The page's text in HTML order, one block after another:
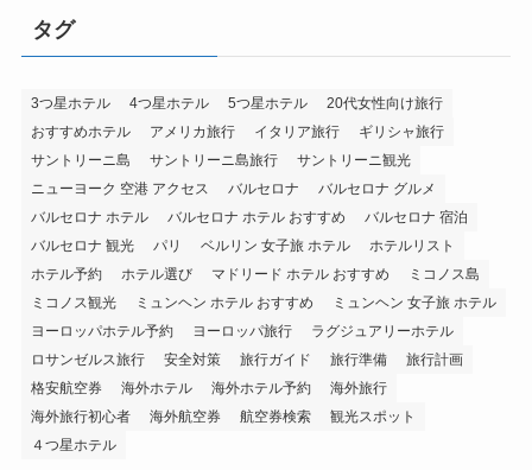
タグ
3つ星ホテル 4つ星ホテル 5つ星ホテル
20代女性向け旅行
おすすめホテル
アメリカ旅行 イタリア旅行
ギリシャ旅行
サントリーニ島
サントリーニ島旅行
サントリーニ観光
ニューヨーク 空港 アクセス
バルセロナ
バルセロナ グルメ
バルセロナ ホテル
バルセロナ ホテル おすすめ
バルセロナ 宿泊
バルセロナ 観光
パリ ベルリン 女子旅 ホテル
ホテルリスト
ホテル予約
ホテル選び マドリード ホテル おすすめ
ミコノス島
ミコノス観光
ミュンヘン ホテル おすすめ
ミュンヘン 女子旅 ホテル
ヨーロッパホテル予約
ヨーロッパ旅行
ラグジュアリーホテル
ロサンゼルス旅行
安全対策 旅行ガイド 旅行準備
旅行計画
格安航空券
海外ホテル 海外ホテル予約
海外旅行
海外旅行初心者
海外航空券 航空券検索
観光スポット
４つ星ホテル